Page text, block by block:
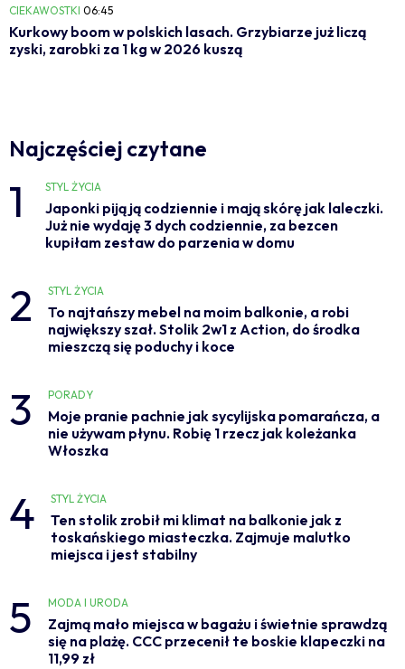
CIEKAWOSTKI 06:45
Kurkowy boom w polskich lasach. Grzybiarze już liczą
zyski, zarobki za 1 kg w 2026 kuszą
Najczęściej czytane
1 STYL ŻYCIA
Japonki piją ją codziennie i mają skórę jak laleczki.
Już nie wydaję 3 dych codziennie, za bezcen
kupiłam zestaw do parzenia w domu
2 STYL ŻYCIA
To najtańszy mebel na moim balkonie, a robi
największy szał. Stolik 2w1 z Action, do środka
mieszczą się poduchy i koce
3 PORADY
Moje pranie pachnie jak sycylijska pomarańcza, a
nie używam płynu. Robię 1 rzecz jak koleżanka
Włoszka
4 STYL ŻYCIA
Ten stolik zrobił mi klimat na balkonie jak z
toskańskiego miasteczka. Zajmuje malutko
miejsca i jest stabilny
5 MODA I URODA
Zajmą mało miejsca w bagażu i świetnie sprawdzą
się na plażę. CCC przecenił te boskie klapeczki na
11,99 zł